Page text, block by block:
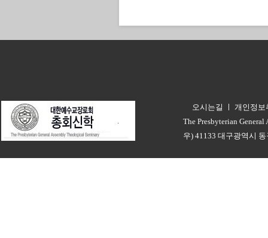
오시는길
개인정보
The Presbyterian
우) 41133 대구광역시